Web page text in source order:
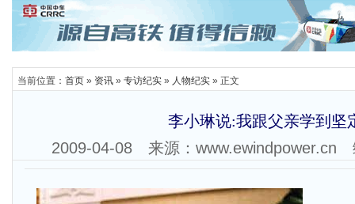
当前位置： 首页 » 资讯 » 专访纪实 » 人物纪实 » 正文
李小琳说:我跟父亲学到坚
2009-04-08 来源：www.ewindpower.cn